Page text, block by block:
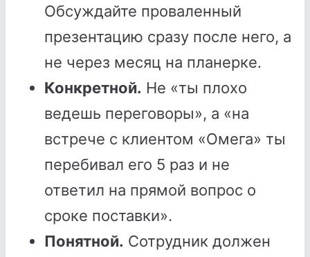
Обсуждайте проваленный
презентацию сразу после него, а
не через месяц на планерке.
Конкретной. Не «ты плохо
ведешь переговоры», а «на
встрече с клиентом «Омега» ты
перебивал его 5 раз и не
ответил на прямой вопрос о
сроке поставки».
Понятной. Сотрудник должен